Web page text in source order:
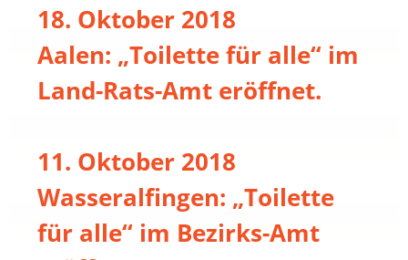
18. Oktober 2018
Aalen: „Toilette für alle“ im
Land-Rats-Amt eröffnet.
11. Oktober 2018
Wasseralfingen: „Toilette
für alle“ im Bezirks-Amt